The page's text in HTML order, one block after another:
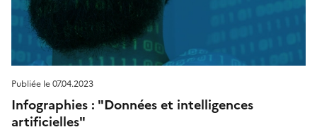
Publiée le07.04.2023
Infographies : "Données et intelligences
artificielles"